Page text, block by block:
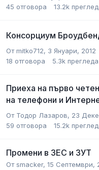
45 отговора 13.2k
Консорциум
Отmitko712, 3 Януари, 2012
18 отговора 5.3k прегледа
Приеха на първо
на телефони и
От Тодор Лазаров, 23
59 отговора 15.2k
Промени в ЗЕС и ЗУТ
Отsmacker, 15 Септември,